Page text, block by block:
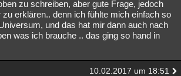
zu schreiben, aber gute Frage, jedoch
erklären.. denn ich fühlte mich einfach so
und das hat mir dann auch nach
was ich brauche .. das ging so hand in
10.02.2017 um 18:51